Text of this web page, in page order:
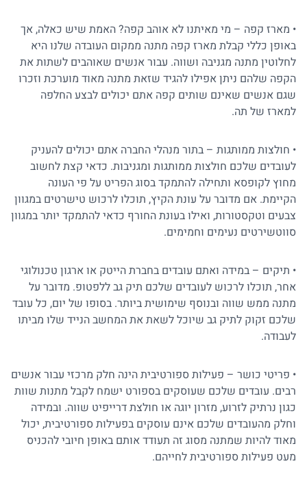
• מארז קפה – מי מאיתנו לא אוהב קפה? האמת שיש כאלה, אך
באופן כללי קבלת מארז קפה מתנה ממקום העובדה שלנו היא
לחלוטין מתנה מגניבה ושווה. עבור אנשים שאוהבים לשתות את
הקפה שלהם ניתן אפילו להגיד שזאת מתנה מאוד מוערכת וזכרו
שגם אנשים שאינם שותים קפה אתם יכולים לבצע החלפה
למארז של תה.
• חולצות ממותגות – בתור מנהלי החברה אתם יכולים להעניק
לעובדים שלכם חולצות ממותגות ומגניבות. כדאי קצת לחשוב
מחוץ לקופסא ותחילה להתמקד בסוג הפריט על פי העונה
הקיימת. אם מדובר על עונת הקיץ, תוכלו לרכוש טישרטים במגוון
צבעים וטקסטורות, ואילו בעונת החורף כדאי להתמקד יותר במגוון
סווטשירטים נעימים וחמימים.
• תיקים – במידה ואתם עובדים בחברת הייטק או ארגון טכנולוגי
אחר, תוכלו לרכוש לעובדים שלכם תיק גב ללפטופ. מדובר על
מתנה ממש שווה ובנוסף שימושית ביותר. בסופו של יום, כל עובד
שלכם זקוק לתיק גב שיוכל לשאת את המחשב הנייד שלו מביתו
לעבודה.
• פריטי כושר – פעילות ספורטיבית הינה חלק מרכזי עבור אנשים
רבים. עובדים שלכם שעוסקים בספורט ישמח לקבל מתנות שוות
כגון נרתיק לזרוע, מזרון יוגה או חולצת דרייפיט שווה. ובמידה
וחלק מהעובדים שלכם אינם עוסקים בפעילות ספורטיבית, יכול
מאוד להיות שמתנה מסוג זה תעודד אותם באופן חיובי להכניס
מעט פעילות ספורטיבית לחייהם.